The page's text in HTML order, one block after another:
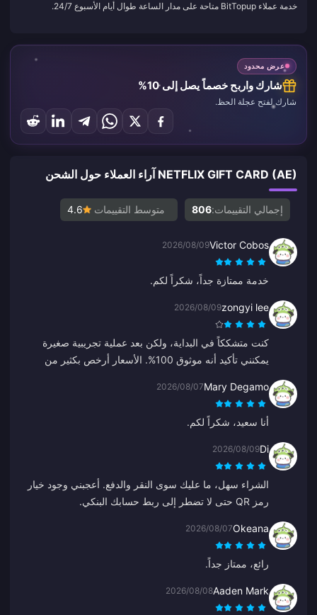
خدمة عملاء BitTopup متاحة على مدار الساعة طوال أيام الأسبوع 24/7.
عرض محدود
شارك واربح خصماً يصل إلى 10%
شارك لفتح عجلة الحظ.
NETFLIX GIFT CARD (AE) آراء العملاء حول الشحن
إجمالي التقييمات:806 متوسط التقييمات 4.6
Victor Cobos
2026/08/09
خدمة ممتازة جداً، شكراً لكم.
zongyi lee
2026/08/09
كنت متشككاً في البداية، ولكن بعد عملية تجريبية صغيرة
يمكنني تأكيد أنه موثوق 100%. الأسعار أرخص بكثير من
ستكون هذه وجهتي الدائمة.
Mary Degamo
2026/08/07
أنا سعيد، شكراً لكم.
Di
2026/08/09
الشراء سهل، ما عليك سوى النقر والدفع. أعجبني وجود خيار
رمز QR حتى لا تضطر إلى ربط حسابك البنكي.
Okeana
2026/08/07
رائع، ممتاز جداً.
Aaden Mark
2026/08/08